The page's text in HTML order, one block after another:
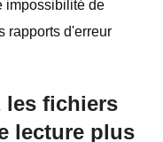
impossibilité de
rapports d'erreur
les fichiers
lecture plus